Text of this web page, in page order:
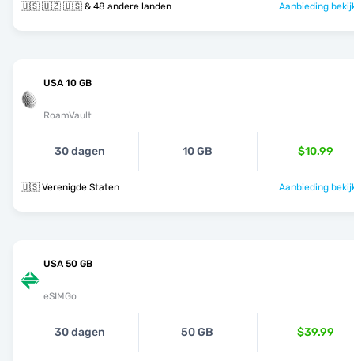
🇺🇸 🇺🇿 🇺🇸 & 48 andere landen Aanbieding
USA 10 GB
RoamVault
30 dagen 10 GB $10.99
🇺🇸 Verenigde Staten Aanbieding
USA 50 GB
eSIMGo
30 dagen 50 GB $39.99